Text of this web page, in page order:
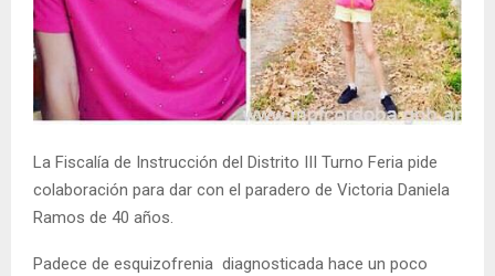
La Fiscalía de Instrucción del Distrito III Turno Feria pide
colaboración para dar con el paradero de Victoria Daniela
Ramos de 40 años.
Padece de esquizofrenia diagnosticada hace un poco